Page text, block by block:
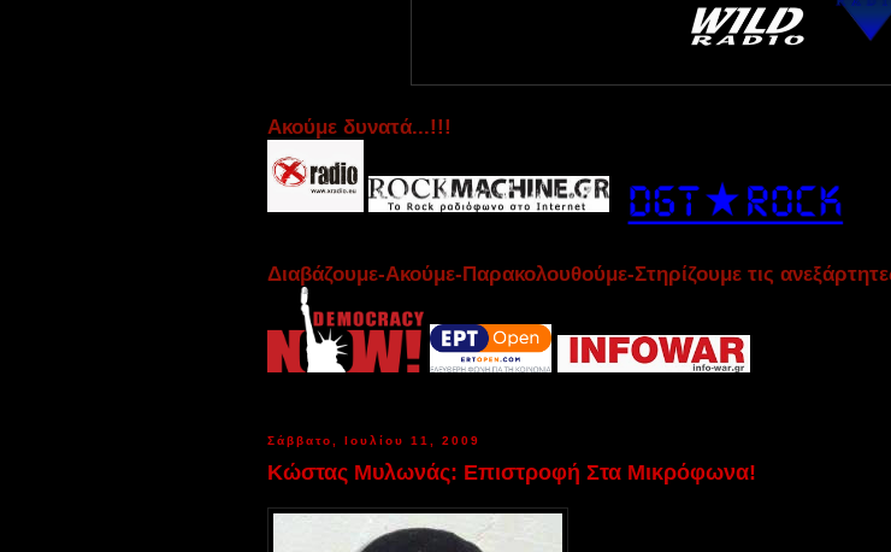
Aκούμε δυνατά...!!!
Διαβάζουμε-Ακούμε-Παρακολουθούμε-Στηρίζουμε τις
Σάββατο, Ιουλίου 11, 2009
Κώστας Μυλωνάς: Επιστροφή Στα Μικρόφωνα!